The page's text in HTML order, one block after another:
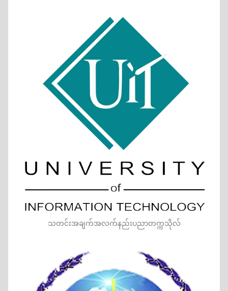
သတင်းအချက်အလက်နည်းပညာတက္ကသိုလ်